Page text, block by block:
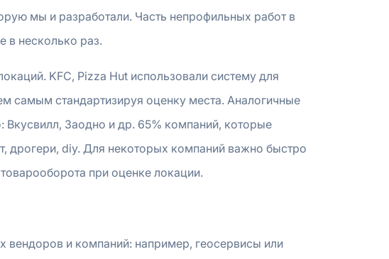
мы и разработали. Часть непрофильных работ в
в несколько раз.
KFC, Pizza Hut использовали систему для
самым стандартизируя оценку места. Аналогичные
Заодно и др. 65% компаний, которые
дрогери, diy. Для некоторых компаний важно быстро
при оценке локации.
вендоров и компаний: например, геосервисы или